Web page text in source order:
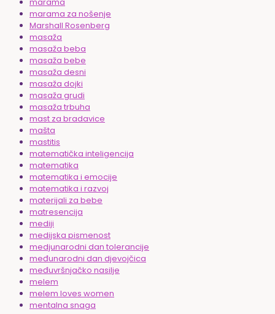
marama za nošenje
Marshall Rosenberg
masaža
masaža beba
masaža bebe
masaža desni
masaža dojki
masaža grudi
masaža trbuha
mast za bradavice
mašta
mastitis
matematička inteligencija
matematika
matematika i emocije
matematika i razvoj
materijali za bebe
matresencija
mediji
medijska pismenost
medjunarodni dan tolerancije
međunarodni dan djevojčica
međuvršnjačko nasilje
melem
melem loves women
mentalna snaga